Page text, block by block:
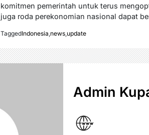
komitmen pemerintah untuk terus
juga roda perekonomian nasional dapat
TaggedIndonesia,news,update
Admin